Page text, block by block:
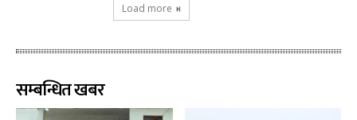
Load more
सम्बन्धित खबर